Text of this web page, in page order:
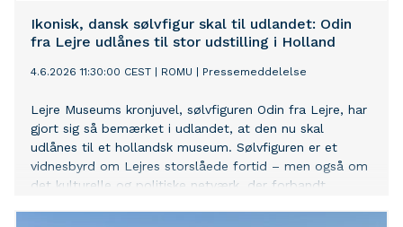
Ikonisk, dansk sølvfigur skal til udlandet: Odin
fra Lejre udlånes til stor udstilling i Holland
4.6.2026 11:30:00 CEST ROMU Pressemeddelelse
Lejre Museums kronjuvel, sølvfiguren Odin fra Lejre, har
gjort sig så bemærket i udlandet, at den nu skal
udlånes til et hollandsk museum. Sølvfiguren er et
vidnesbyrd om Lejres storslåede fortid – men også om
det kulturelle og politiske netværk, der forbandt